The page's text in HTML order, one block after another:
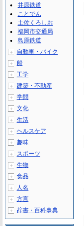
井原鉄道
ことでん
土佐くろしお
福岡市交通局
島原鉄道
＋ 自動車・バイク
＋ 船
＋ 工学
＋ 建築・不動産
＋ 学問
＋ 文化
＋ 生活
＋ ヘルスケア
＋ 趣味
＋ スポーツ
＋ 生物
＋ 食品
＋ 人名
＋ 方言
＋ 辞書・百科事典